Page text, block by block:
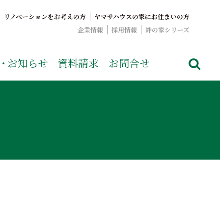
リノベーションをお考えの方
ヤマサハウスの家にお住まいの方
企業情報
採用情報 絆の家シリーズ
お知らせ 資料請求 お問合せ